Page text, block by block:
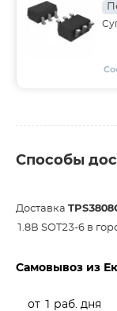
Способы
Доставка
1.8В SOT23-6 в
Самовывоз из
от 1 раб. дня